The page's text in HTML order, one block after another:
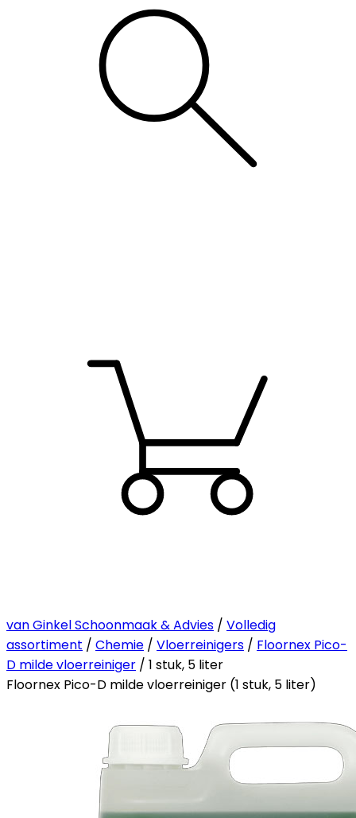
van Ginkel Schoonmaak & Advies / Volledig
assortiment / Chemie / Vloerreinigers / Floornex Pico-
D milde vloerreiniger / 1 stuk, 5 liter
Floornex Pico-D milde vloerreiniger (1 stuk, 5 liter)